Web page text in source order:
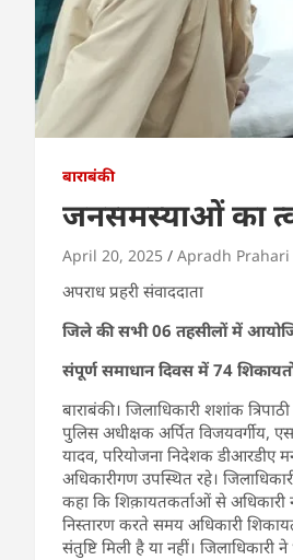
बाराबंकी
जनसमस्याओं का
April 20, 2025 Apradh Prahari
अपराध प्रहरी संवाददाता
जिले की सभी 06 तहसीलों में
संपूर्ण समाधान दिवस में 74
बाराबंकी। जिलाधिकारी शशांक
पुलिस अधीक्षक अर्पित विजयवर्गीय,
यादव, परियोजना निदेशक डीआरडीए
अधिकारीगण उपस्थित रहे।
कहा कि शिक़ायतकर्ताओं से अधिकारी
निस्तारण करते समय अधिकारी
संतुष्टि मिली है या नहीं।